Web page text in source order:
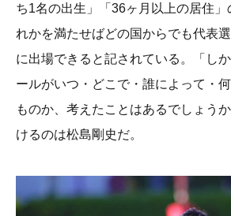
ち1名の出生」「36ヶ月以上の居住
れかを満たせばどの国からでも代表
に出場できると記されている。「し
ールがいつ・どこで・誰によって・
ものか、考えたことはあるでしょう
けるのは松島剛史だ。